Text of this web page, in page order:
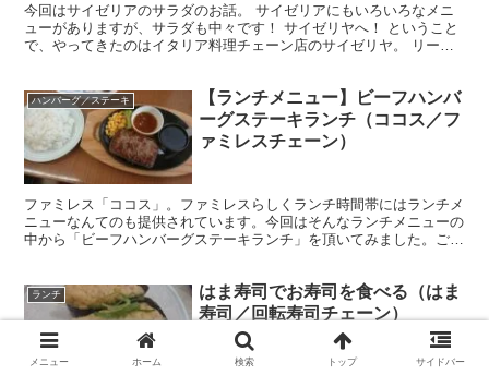
今回はサイゼリアのサラダのお話。 サイゼリアにもいろいろなメニ
ューがありますが、サラダも中々です！ サイゼリヤへ！ ということ
で、やってきたのはイタリア料理チェーン店のサイゼリヤ。 リーズ
ハンバーグ／ステーキ
【ランチメニュー】ビーフハンバ
ーグステーキランチ（ココス／フ
ァミレスチェーン）
ファミレス「ココス」。ファミレスらしくランチ時間帯にはランチメ
ニューなんてのも提供されています。今回はそんなランチメニューの
中から「ビーフハンバーグステーキランチ」を頂いてみました。ご飯
ランチ
はま寿司でお寿司を食べる（はま
寿司／回転寿司チェーン）
メニュー ホーム 検索 トップ サイドバー